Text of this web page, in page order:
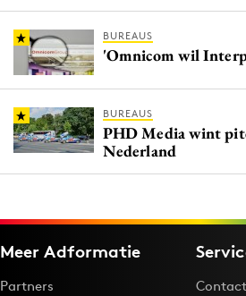
BUREAUS
'Omnicom wil
BUREAUS
PHD Media wint
Nederland
Meer Adformatie
Partners
Contact